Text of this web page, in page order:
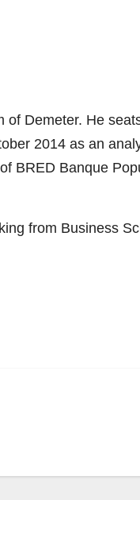
Demeter. He
2014 as an
BRED Banque
from Business